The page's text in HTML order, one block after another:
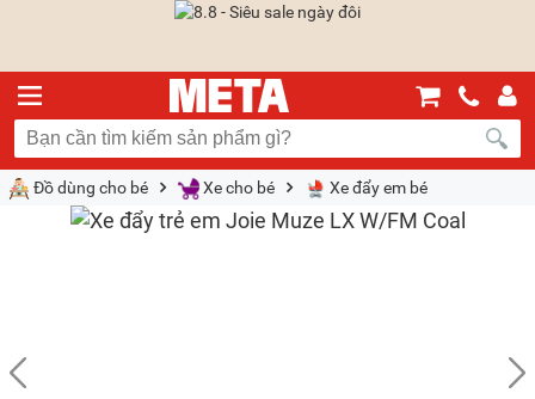
Đồ dùng cho bé Xe cho bé Xe đẩy em bé